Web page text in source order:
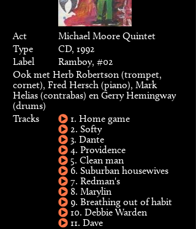
Act
Michael Moore Quintet
Type
CD, 1992
Label
Ramboy, #02
Ook met Herb Robertson (trompet,
cornet), Fred Hersch (piano), Mark
Helias (contrabas) en Gerry Hemingway
(drums)
Tracks
1. Home game
2. Softy
3. Dante
4. Providence
5. Clean man
6. Suburban housewives
7. Redman's
8. Marylin
9. Breathing out of habit
10. Debbie Warden
11. Dave